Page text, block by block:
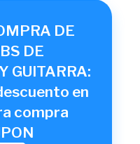
DE
DE
GUITARRA:
en
compra